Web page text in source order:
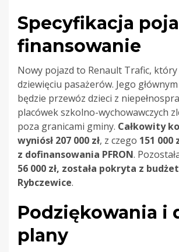
Specyfikacja
finansowanie
Nowy pojazd to Renault Trafic, który
dziewięciu pasażerów. Jego
będzie przewóz dzieci z
placówek szkolno-wychowawczych
poza granicami gminy. Całkowity
wyniósł 207 000 zł, z czego 151 000
z dofinansowania PFRON.
56 000 zł, została pokryta z
Rybczewice.
Podziękowania i
plany